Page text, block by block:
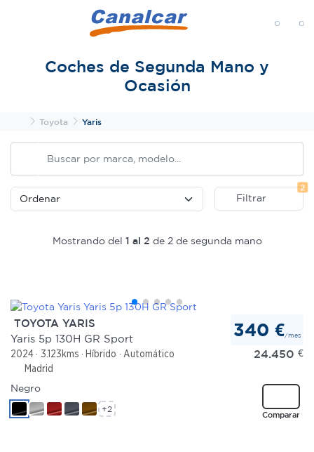
Coches de Segunda Mano y
Ocasión
InicioToyota Yaris
Filtrar
2
Mostrando del 1 al 2 de 2 de segunda mano
TOYOTA YARIS
Yaris 5p 130H GR Sport
2024 3.123kms Híbrido
Automático
Madrid
340 €/mes
24.450 €
Comparar
Negro
+2